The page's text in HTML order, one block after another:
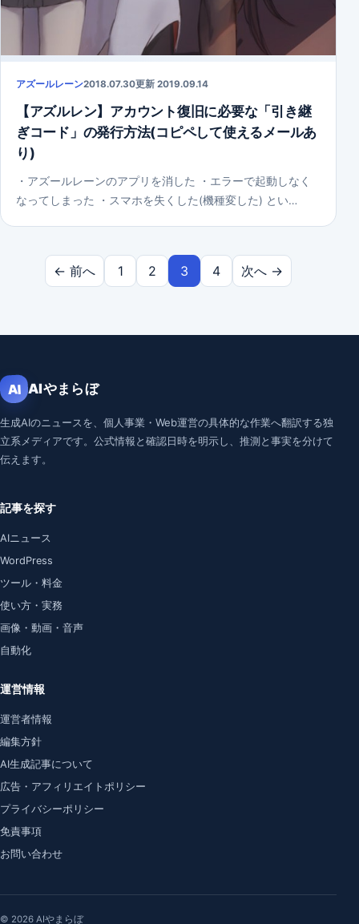
アズールレーン2018.07.30更新 2019.09.14
【アズルレン】アカウント復旧に必要な「引き継
ぎコード」の発行方法(コピペして使えるメールあ
り)
・アズールレーンのアプリを消した ・エラーで起動しなく
なってしまった ・スマホを失くした(機種変した) とい…
投稿のページ送り
← 前へ 1 2 3 4 次へ →
AI AIやまらぼ
生成AIのニュースを、個人事業・Web運営の具体的な作業へ翻訳する独
立系メディアです。公式情報と確認日時を明示し、推測と事実を分けて
伝えます。
記事を探す
AIニュース
WordPress
ツール・料金
使い方・実務
画像・動画・音声
自動化
運営情報
運営者情報
編集方針
AI生成記事について
広告・アフィリエイトポリシー
プライバシーポリシー
免責事項
お問い合わせ
© 2026 AIやまらぼ